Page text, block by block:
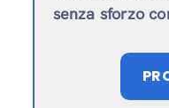
senza sforzo